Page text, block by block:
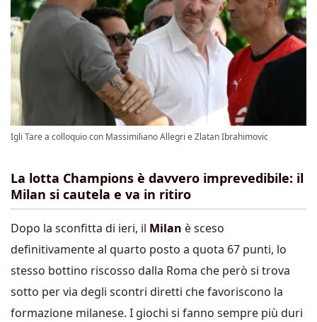
Igli Tare a colloquio con Massimiliano Allegri e Zlatan Ibrahimovic
La lotta Champions è davvero imprevedibile: il
Milan si cautela e va in ritiro
Dopo la sconfitta di ieri, il Milan è sceso
definitivamente al quarto posto a quota 67 punti, lo
stesso bottino riscosso dalla Roma che però si trova
sotto per via degli scontri diretti che favoriscono la
formazione milanese. I giochi si fanno sempre più duri